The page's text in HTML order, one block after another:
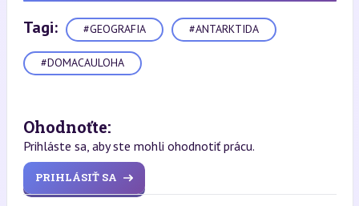
Tagi: #GEOGRAFIA #ANTARKTIDA
#DOMACAULOHA
Ohodnoťte:
Prihláste sa, aby ste mohli ohodnotiť prácu.
PRIHLÁSIŤ SA